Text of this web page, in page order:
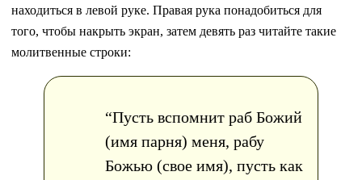
находиться в левой руке. Правая рука понадобиться для
того, чтобы накрыть экран, затем девять раз читайте такие
молитвенные строки:
“Пусть вспомнит раб Божий
(имя парня) меня, рабу
Божью (свое имя), пусть как